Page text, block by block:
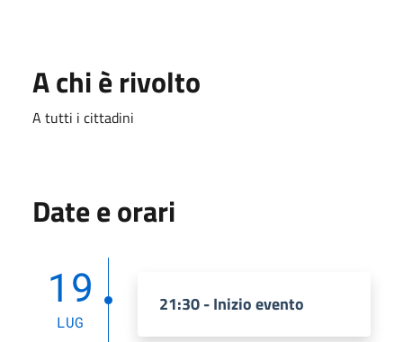
A chi è rivolto
A tutti i cittadini
Date e orari
19
LUG
21:30 - Inizio evento